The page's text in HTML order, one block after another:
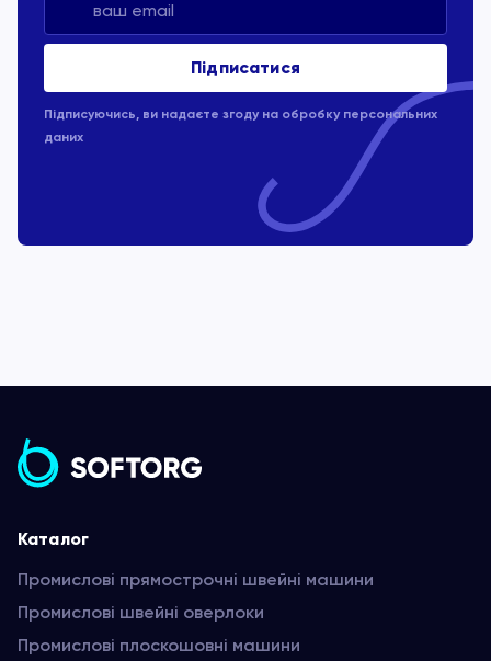
Підписуючись, ви надаєте згоду на обробку персональних
даних
Каталог
Промислові прямострочні швейні машини
Промислові швейні оверлоки
Промислові плоскошовні машини